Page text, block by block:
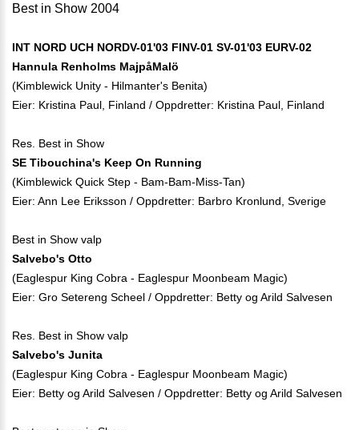
Best in Show 2004
INT NORD UCH NORDV-01'03 FINV-01 SV-01'03 EURV-02
Hannula Renholms MajpåMalö
(Kimblewick Unity - Hilmanter's Benita)
Eier: Kristina Paul, Finland / Oppdretter: Kristina Paul, Finland
Res. Best in Show
SE Tibouchina's Keep On Running
(Kimblewick Quick Step - Bam-Bam-Miss-Tan)
Eier: Ann Lee Eriksson / Oppdretter: Barbro Kronlund, Sverige
Best in Show valp
Salvebo's Otto
(Eaglespur King Cobra - Eaglespur Moonbeam Magic)
Eier: Gro Setereng Scheel / Oppdretter: Betty og Arild Salvesen
Res. Best in Show valp
Salvebo's Junita
(Eaglespur King Cobra - Eaglespur Moonbeam Magic)
Eier: Betty og Arild Salvesen / Oppdretter: Betty og Arild Salvesen